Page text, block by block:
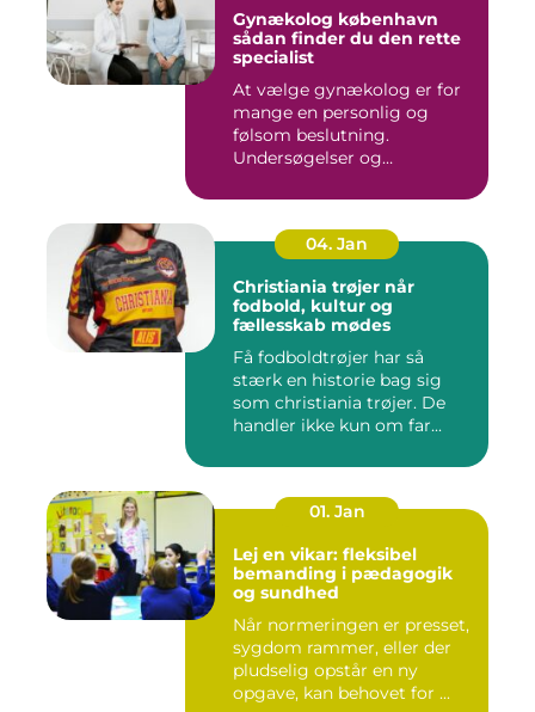
Gynækolog københavn
sådan finder du den rette
specialist
At vælge gynækolog er for
mange en personlig og
følsom beslutning.
Undersøgelser og
04. Jan
Christiania trøjer når
fodbold, kultur og
fællesskab mødes
Få fodboldtrøjer har så
stærk en historie bag sig
som christiania trøjer. De
handler ikke kun om far...
01. Jan
Lej en vikar: fleksibel
bemanding i pædagogik
og sundhed
Når normeringen er presset,
sygdom rammer, eller der
pludselig opstår en ny
opgave, kan behovet for ...